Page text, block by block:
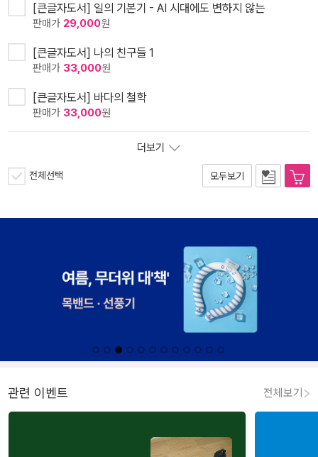
[큰글자도서] 일의 기본기 - AI 시대에도 변하지 않는
판매가 29,000원
[큰글자도서] 나의 친구들 1
판매가 33,000원
[큰글자도서] 바다의 철학
판매가 33,000원
더보기
전체선택 모두보기
관련 이벤트 전체보기